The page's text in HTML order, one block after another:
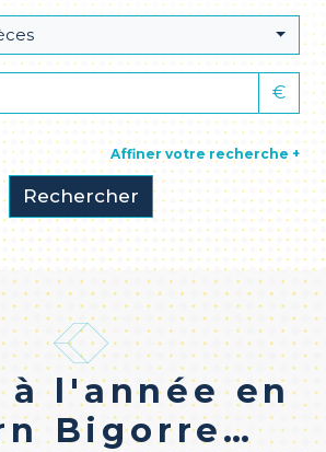
€
Affiner votre recherche +
Rechercher
à l'année en
Bigorre…